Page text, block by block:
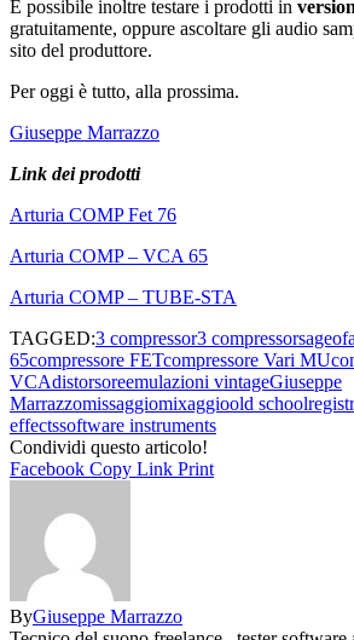
È possibile inoltre testare i prodotti in
gratuitamente, oppure ascoltare gli audio
sito del produttore.
Per oggi è tutto, alla prossima.
Giuseppe Marrazzo
Link dei prodotti
Arturia COMP Fet 76
Arturia COMP – VCA 65
Arturia COMP – TUBE-STA
TAGGED:3 compressor3 compressors
65compressore FETcompressore Vari MU
VCAdistorsoreemulazioni vintageGiuseppe
Marrazzomissaggiomixaggioold school
effectssoftware instruments
Condividi questo articolo!
Facebook Copy Link Print
ByGiuseppe Marrazzo